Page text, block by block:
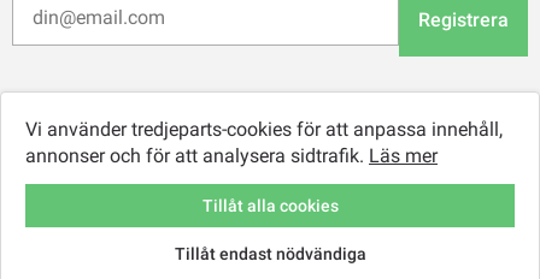
Registrera
© 2026 TCM Online Retail AB
Vi använder tredjeparts-cookies för att anpassa innehåll,
annonser och för att analysera sidtrafik. Läs mer
Tillåt endast nödvändiga
Tillåt alla cookies